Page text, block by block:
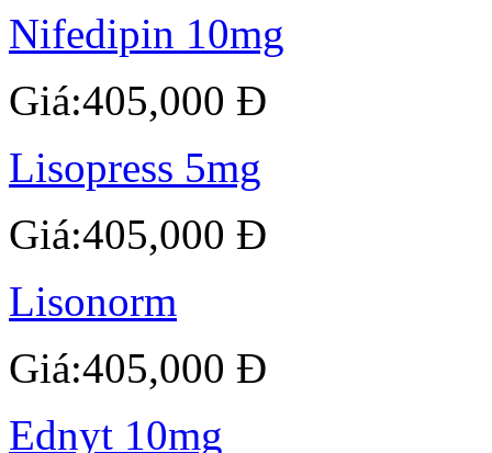
Nifedipin 10mg
Giá:405,000 Đ
Lisopress 5mg
Giá:405,000 Đ
Lisonorm
Giá:405,000 Đ
Ednyt 10mg